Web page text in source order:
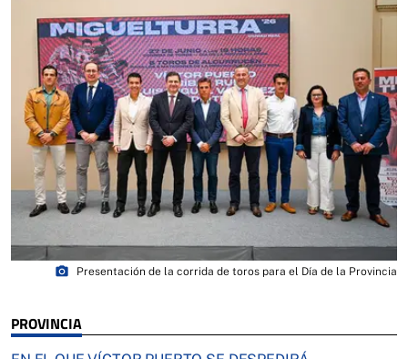
PROVINCIA
photo_camera Presentación de la corrida de toros para el Día de la Provincia